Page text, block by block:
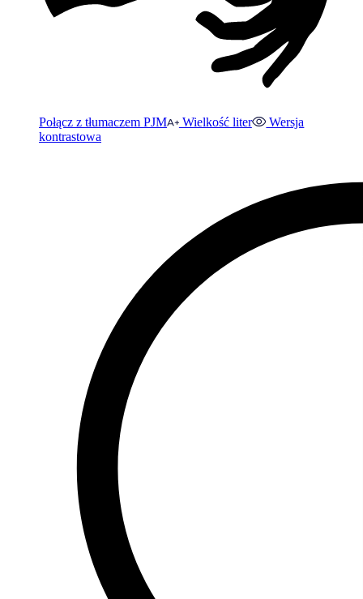
Połącz z tłumaczem PJM Wielkość liter
Wersja
kontrastowa